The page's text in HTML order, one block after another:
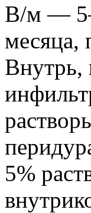
В/м —
месяца,
Внутрь,
5%